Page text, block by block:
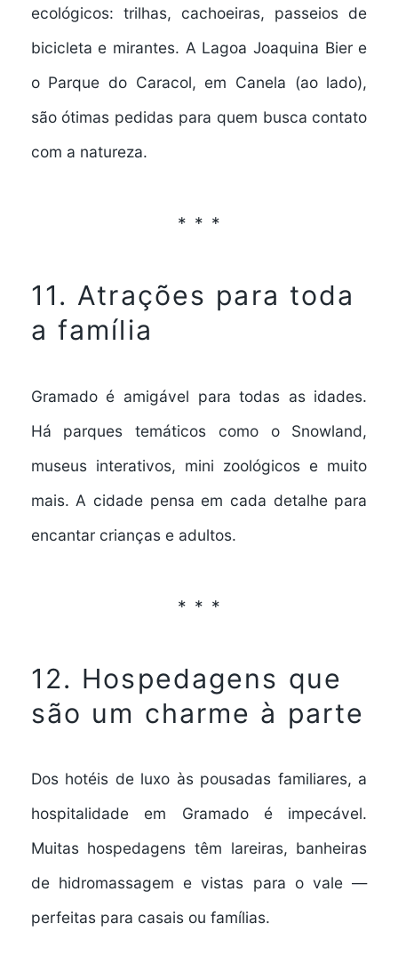
ecológicos: trilhas, cachoeiras, passeios de
bicicleta e mirantes. A Lagoa Joaquina Biere
o Parque do Caracol, em Canela (ao lado),
são ótimas pedidas para quem busca contato
com a natureza.
11. Atrações para toda
a família
Gramado é amigável para todas as idades.
Há parques temáticos como o Snowland,
museus interativos, mini zoológicos e muito
mais. A cidade pensa em cada detalhe para
encantar crianças e adultos.
12. Hospedagens que
são um charme à parte
Dos hotéis de luxo às pousadas familiares, a
hospitalidade em Gramado é impecável.
Muitas hospedagens têm lareiras, banheiras
de hidromassagem e vistas para o vale —
perfeitas para casais ou famílias.